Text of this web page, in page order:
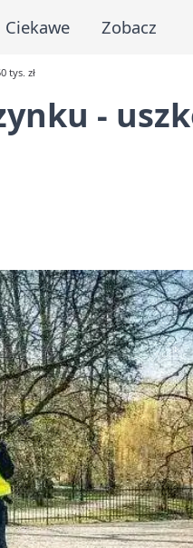
Ciekawe Zobacz
tys. zł
-